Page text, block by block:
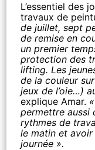
L’essentiel des
travaux de
de juillet, sept
de remise en
un premier
protection des
lifting. Les
de la couleur
jeux de l’oie…)
explique Amar.
permettre aussi
rythmes de
le matin et
journée ».